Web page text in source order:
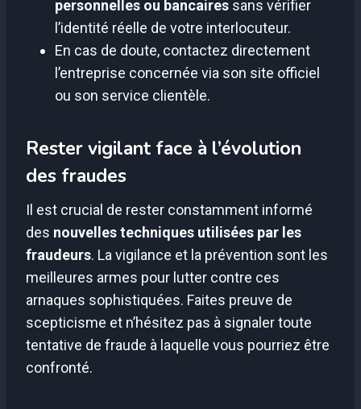
personnelles ou bancaires sans vérifier
l’identité réelle de votre interlocuteur.
En cas de doute, contactez directement
l’entreprise concernée via son site officiel
ou son service clientèle.
Rester vigilant face à l’évolution
des fraudes
Il est crucial de rester constamment informé
des nouvelles techniques utilisées par les
fraudeurs. La vigilance et la prévention sont les
meilleures armes pour lutter contre ces
arnaques sophistiquées. Faites preuve de
scepticisme et n’hésitez pas à signaler toute
tentative de fraude à laquelle vous pourriez être
confronté.